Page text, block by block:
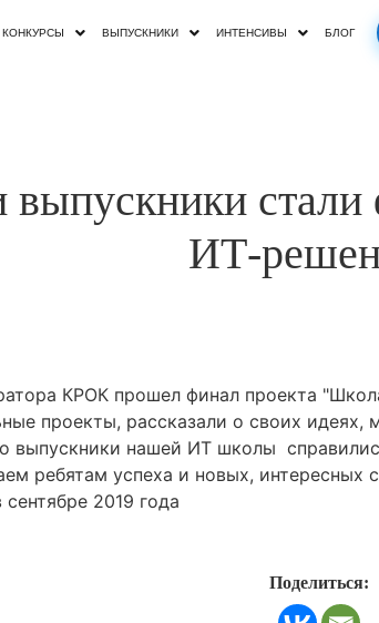
КОНКУРСЫ ВЫПУСКНИКИ ИНТЕНСИВЫ БЛОГ
ИТ-
КРОК прошел финал проекта
проекты, рассказали о своих идеях,
выпускники нашей ИТ школы
ребятам успеха и новых,
2019 года
Поделиться: